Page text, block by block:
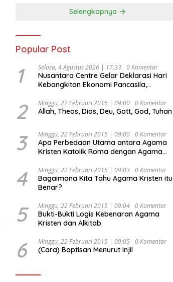
Selengkapnya
Popular Post
1 Selasa, 4 Agustus 2026 | 17:33 0 Komentar
Nusantara Centre Gelar Deklarasi Hari
Kebangkitan Ekonomi Pancasila,
Djojohadikusumo Anti Penjajahan
(Pergolakan Ekonomi Politik Indonesia) &
Undang Perekonomian Nasional dan
Kesejahteraan Sosial dalam Menata
Bangsa Menuju Indonesia Emas 2045”,
2 Minggu, 22 Februari 2015 | 09:00 0 Komentar
Allah, Theos, Dios, Deu, Gott, God, Tuhan
3 Minggu, 22 Februari 2015 | 09:00 0 Komentar
Apa Perbedaan Utama antara Agama
Kristen Katolik Roma dengan Agama
4 Minggu, 22 Februari 2015 | 09:03 0 Komentar
Bagaimana Kita Tahu Agama Kristen itu
Benar?
5 Minggu, 22 Februari 2015 | 09:04 0 Komentar
Bukti-Bukti Logis Kebenaran Agama
Kristen dan Alkitab
6 Minggu, 22 Februari 2015 | 09:05 0 Komentar
(Cara) Baptisan Menurut Injil